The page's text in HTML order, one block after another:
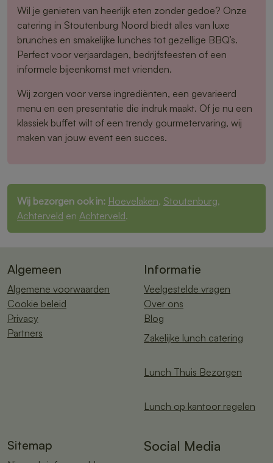
Wil je genieten van heerlijk eten zonder gedoe? Onze
catering in Stoutenburg Noord biedt alles van luxe
brunches en smakelijke lunches tot gezellige BBQ’s.
Perfect voor verjaardagen, bedrijfsfeesten of een
informele bijeenkomst met vrienden.
Wij zorgen voor verse ingrediënten, een gevarieerd
menu en een presentatie die indruk maakt. Of je nu een
klassiek buffet wilt of een trendy gourmetervaring, wij
maken van jouw event een succes.
Wij bezorgen ook in: Hoevelaken, Stoutenburg,
Achterveld en Achterveld.
Algemeen
Algemene voorwaarden
Cookie beleid
Privacy
Partners
Informatie
Veelgestelde vragen
Over ons
Blog
Zakelijke lunch catering
Lunch Thuis Bezorgen
Lunch op kantoor regelen
Sitemap Social Media